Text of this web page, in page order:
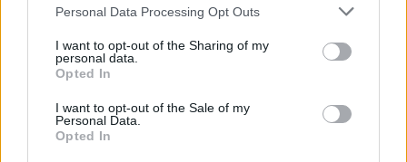
Personal Data Processing Opt Outs
I want to opt-out of the Sharing of my
personal data.
Opted In
I want to opt-out of the Sale of my
Personal Data.
Opted In